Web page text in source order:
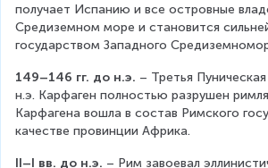
получает Испанию и все островные
Средиземном море и становится
государством Западного
149–146 гг. до н.э. – Третья
н.э. Карфаген полностью разрушен
Карфагена вошла в состав Римского
качестве провинции Африка.
II–I вв. до н.э. – Рим завоевал